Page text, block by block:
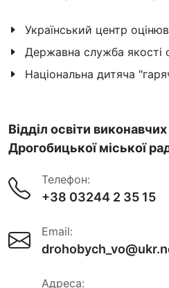
Український центр
Державна служба якості
Національна дитяча
Відділ освіти виконавчих
Дрогобицької міської
Телефон:
+38 03244 2 35 15
Email:
Адреса: